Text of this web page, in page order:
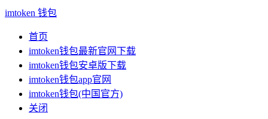
imtoken 钱包
首页
imtoken钱包最新官网下载
imtoken钱包安卓版下载
imtoken钱包app官网
imtoken钱包(中国官方)
关闭